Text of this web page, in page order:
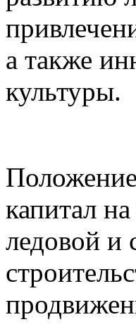
а также
культуры.
капитал
ледовой и